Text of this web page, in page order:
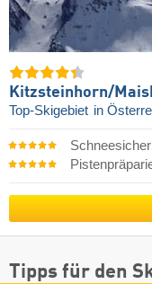
Kitzsteinhorn/​
Top-Skigebiet in
Tipps für den